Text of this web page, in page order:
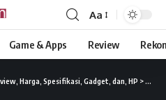
Aa
Game & Apps Review
Harga, Spesifikasi, Gadget, dan, HP > News